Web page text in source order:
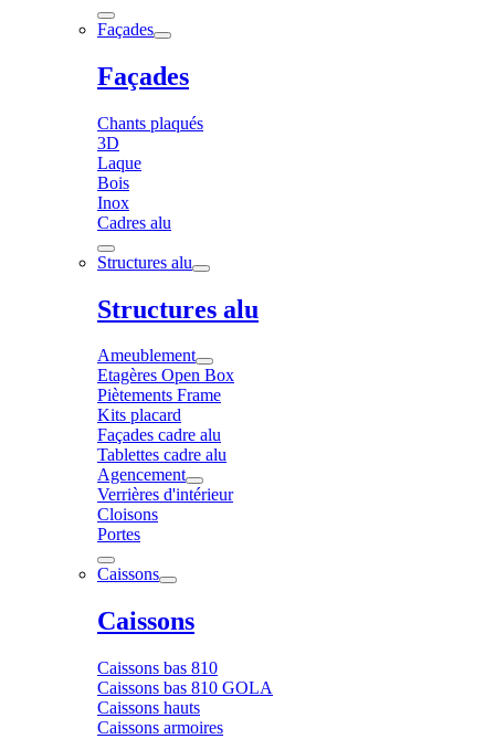
Façades
Façades
Chants plaqués
3D
Laque
Bois
Inox
Cadres alu
Structures alu
Structures alu
Ameublement
Etagères Open Box
Piètements Frame
Kits placard
Façades cadre alu
Tablettes cadre alu
Agencement
Verrières d'intérieur
Cloisons
Portes
Caissons
Caissons
Caissons bas 810
Caissons bas 810 GOLA
Caissons hauts
Caissons armoires